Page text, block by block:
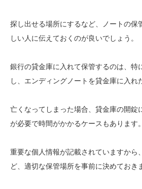
探し出せる場所にするなど、ノートの保
しい人に伝えておくのが良いでしょう。
銀行の貸金庫に入れて保管するのは、特
し、エンディングノートを貸金庫に入れ
亡くなってしまった場合、貸金庫の開錠
が必要で時間がかかるケースもあります。
重要な個人情報が記載されていますから
ど、適切な保管場所を事前に決めておき